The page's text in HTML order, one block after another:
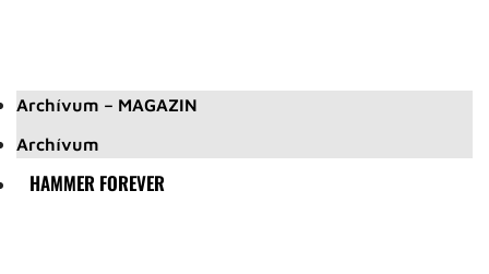
Archívum – MAGAZIN
Archívum
HAMMER FOREVER